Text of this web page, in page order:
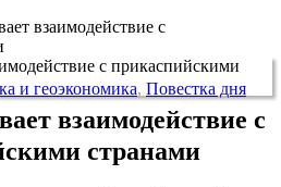
взаимодействие с
и геоэкономика, Повестка дня
взаимодействие с
странами